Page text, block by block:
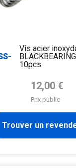
Vis acier
10pcs
Prix de base
12,00 €
Prix public
Trouver un